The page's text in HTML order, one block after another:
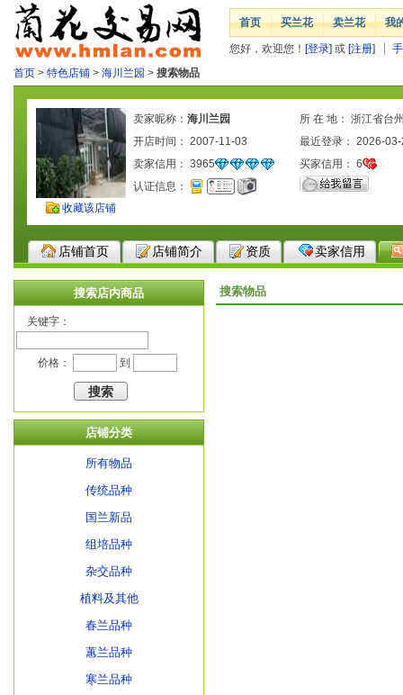
首页 买兰花 卖兰花 我
您好，欢迎您！ [登录] 或 [注册]
首页 > 特色店铺 > 海川兰园 > 搜索物品
收藏该店铺
卖家昵称： 海川兰园
所 在 地： 浙江省台
开店时间： 2007-11-03
最近登录： 2026-
卖家信用： 3965 买家信用： 6
认证信息：
店铺首页 店铺简介 资质 卖家信用
搜索店内商品
关键字：
价格： 到
店铺分类
所有物品
传统品种
国兰新品
组培品种
杂交品种
植料及其他
春兰品种
蕙兰品种
寒兰品种
搜索物品